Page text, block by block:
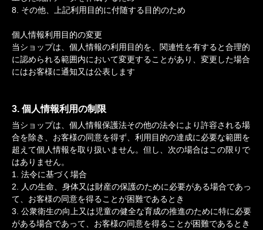
8. その他、上記利用目的に付随する目的のため
個人情報利用目的の変更
当ショップは、個人情報の利用目的を、関連性を有すると合理的
に認められる範囲内において変更することがあり、変更した場合
にはお客様に通知又は公表します
3. 個人情報利用の制限
当ショップは、個人情報保護法その他の法令により許容される場
合を除き、お客様の同意を得ず、利用目的の達成に必要な範囲を
超えて個人情報を取り扱いません。但し、次の場合はこの限りで
はありません。
1. 法令に基づく場合
2. 人の生命、身体又は財産の保護のために必要がある場合であっ
て、お客様の同意を得ることが困難であるとき
3. 公衆衛生の向上又は児童の健全な育成の推進のために特に必要
がある場合であって、お客様の同意を得ることが困難であるとき